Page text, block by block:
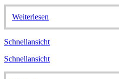
Weiterlesen
Schnellansicht
Schnellansicht